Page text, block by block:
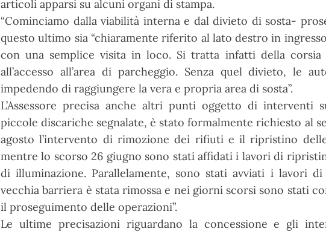
articoli apparsi su alcuni organi di stampa.
“Cominciamo dalla viabilità interna e dal divieto di sosta-
questo ultimo sia “chiaramente riferito al lato destro in
con una semplice visita in loco. Si tratta infatti della corsia
all’accesso all’area di parcheggio. Senza quel divieto, le
impedendo di raggiungere la vera e propria area di sosta”.
L’Assessore precisa anche altri punti oggetto di interventi
piccole discariche segnalate, è stato formalmente richiesto al
agosto l’intervento di rimozione dei rifiuti e il ripristino
mentre lo scorso 26 giugno sono stati affidati i lavori di
di illuminazione. Parallelamente, sono stati avviati i lavori
vecchia barriera è stata rimossa e nei giorni scorsi sono stati
il proseguimento delle operazioni”.
Le ultime precisazioni riguardano la concessione e gli